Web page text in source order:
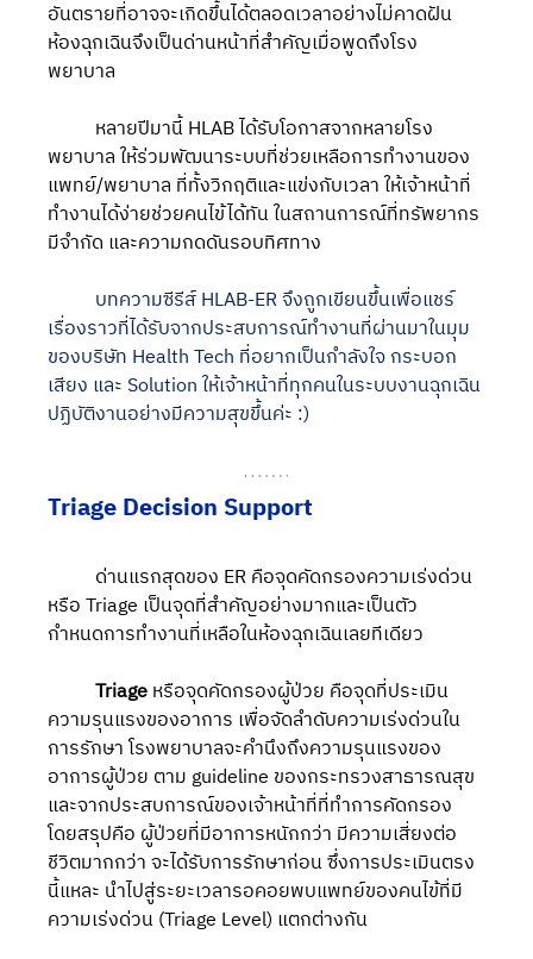
อันตรายที่อาจจะเกิดขึ้นได้ตลอดเวลาอย่างไม่คาดฝัน
ห้องฉุกเฉินจึงเป็นด่านหน้าที่สำคัญเมื่อพูดถึงโรง
พยาบาล
พยาบาล ให้ร่วมพัฒนาระบบที่ช่วยเหลือการทำงานของ
แพทย์/พยาบาล ที่ทั้งวิกฤติและแข่งกับเวลา ให้เจ้าหน้าที่
ทำงานได้ง่ายช่วยคนไข้ได้ทัน ในสถานการณ์ที่ทรัพยากร
มีจำกัด และความกดดันรอบทิศทาง
บทความซีรีส์ HLAB-ER จึงถูกเขียนขึ้นเพื่อแชร์
เรื่องราวที่ได้รับจากประสบการณ์ทำงานที่ผ่านมาในมุม
ของบริษัท Health Tech ที่อยากเป็นกำลังใจ กระบอก
เสียง และ Solution ให้เจ้าหน้าที่ทุกคนในระบบงานฉุกเฉิน
ปฏิบัติงานอย่างมีความสุขขึ้นค่ะ :)
Triage Decision Support
หรือ Triage เป็นจุดที่สำคัญอย่างมากและเป็นตัว
กำหนดการทำงานที่เหลือในห้องฉุกเฉินเลยทีเดียว
Triage หรือจุดคัดกรองผู้ป่วย คือจุดที่ประเมิน
ความรุนแรงของอาการ เพื่อจัดลำดับความเร่งด่วนใน
การรักษา โรงพยาบาลจะคำนึงถึงความรุนแรงของ
อาการผู้ป่วย ตาม guideline ของกระทรวงสาธารณสุข
และจากประสบการณ์ของเจ้าหน้าที่ที่ทำการคัดกรอง
โดยสรุปคือ ผู้ป่วยที่มีอาการหนักกว่า มีความเสี่ยงต่อ
ชีวิตมากกว่า จะได้รับการรักษาก่อน ซึ่งการประเมินตรง
นี้แหละ นำไปสู่ระยะเวลารอคอยพบแพทย์ของคนไข้ที่มี
ความเร่งด่วน (Triage Level) แตกต่างกัน